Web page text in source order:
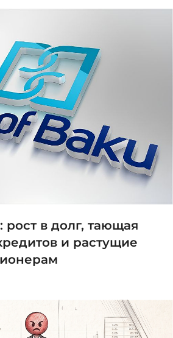
рост в долг, тающая
и растущие